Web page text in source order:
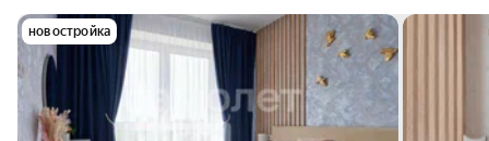
новостройка